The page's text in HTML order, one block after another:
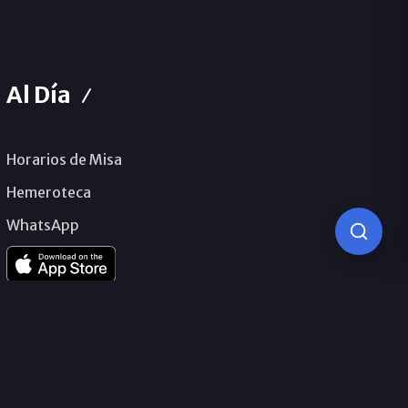
Al Día
Horarios de Misa
Hemeroteca
WhatsApp